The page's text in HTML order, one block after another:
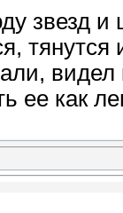
звезд
тянутся
ее как